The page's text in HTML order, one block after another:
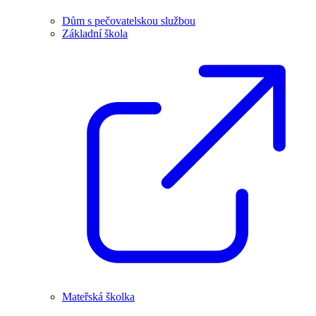
Dům s pečovatelskou službou
Základní škola
Mateřská školka